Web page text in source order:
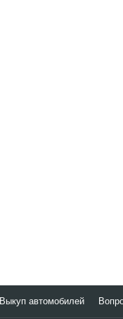
Выкуп автомобилей